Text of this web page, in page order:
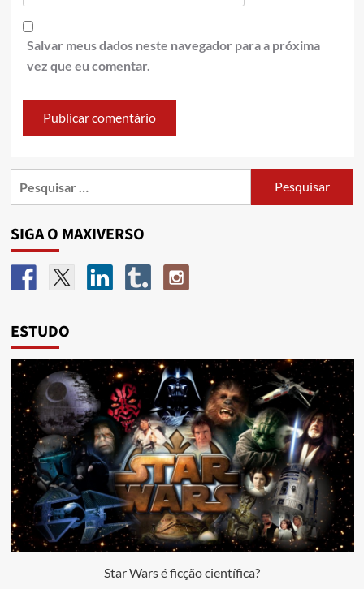
Salvar meus dados neste navegador para a próxima
vez que eu comentar.
SIGA O MAXIVERSO
ESTUDO
Star Wars é ficção científica?